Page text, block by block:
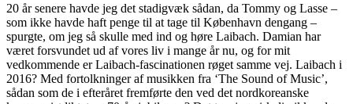
20 år senere havde jeg det stadigvæk sådan, da Tommy og Lasse –
som ikke havde haft penge til at tage til København dengang –
spurgte, om jeg så skulle med ind og høre Laibach. Damian har
været forsvundet ud af vores liv i mange år nu, og for mit
vedkommende er Laibach-fascinationen røget samme vej. Laibach i
2016? Med fortolkninger af musikken fra ‘The Sound of Music’,
sådan som de i efteråret fremførte den ved det nordkoreanske